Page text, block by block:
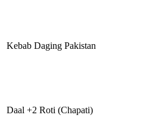
Kebab Daging Pakistan
Daal +2 Roti (Chapati)